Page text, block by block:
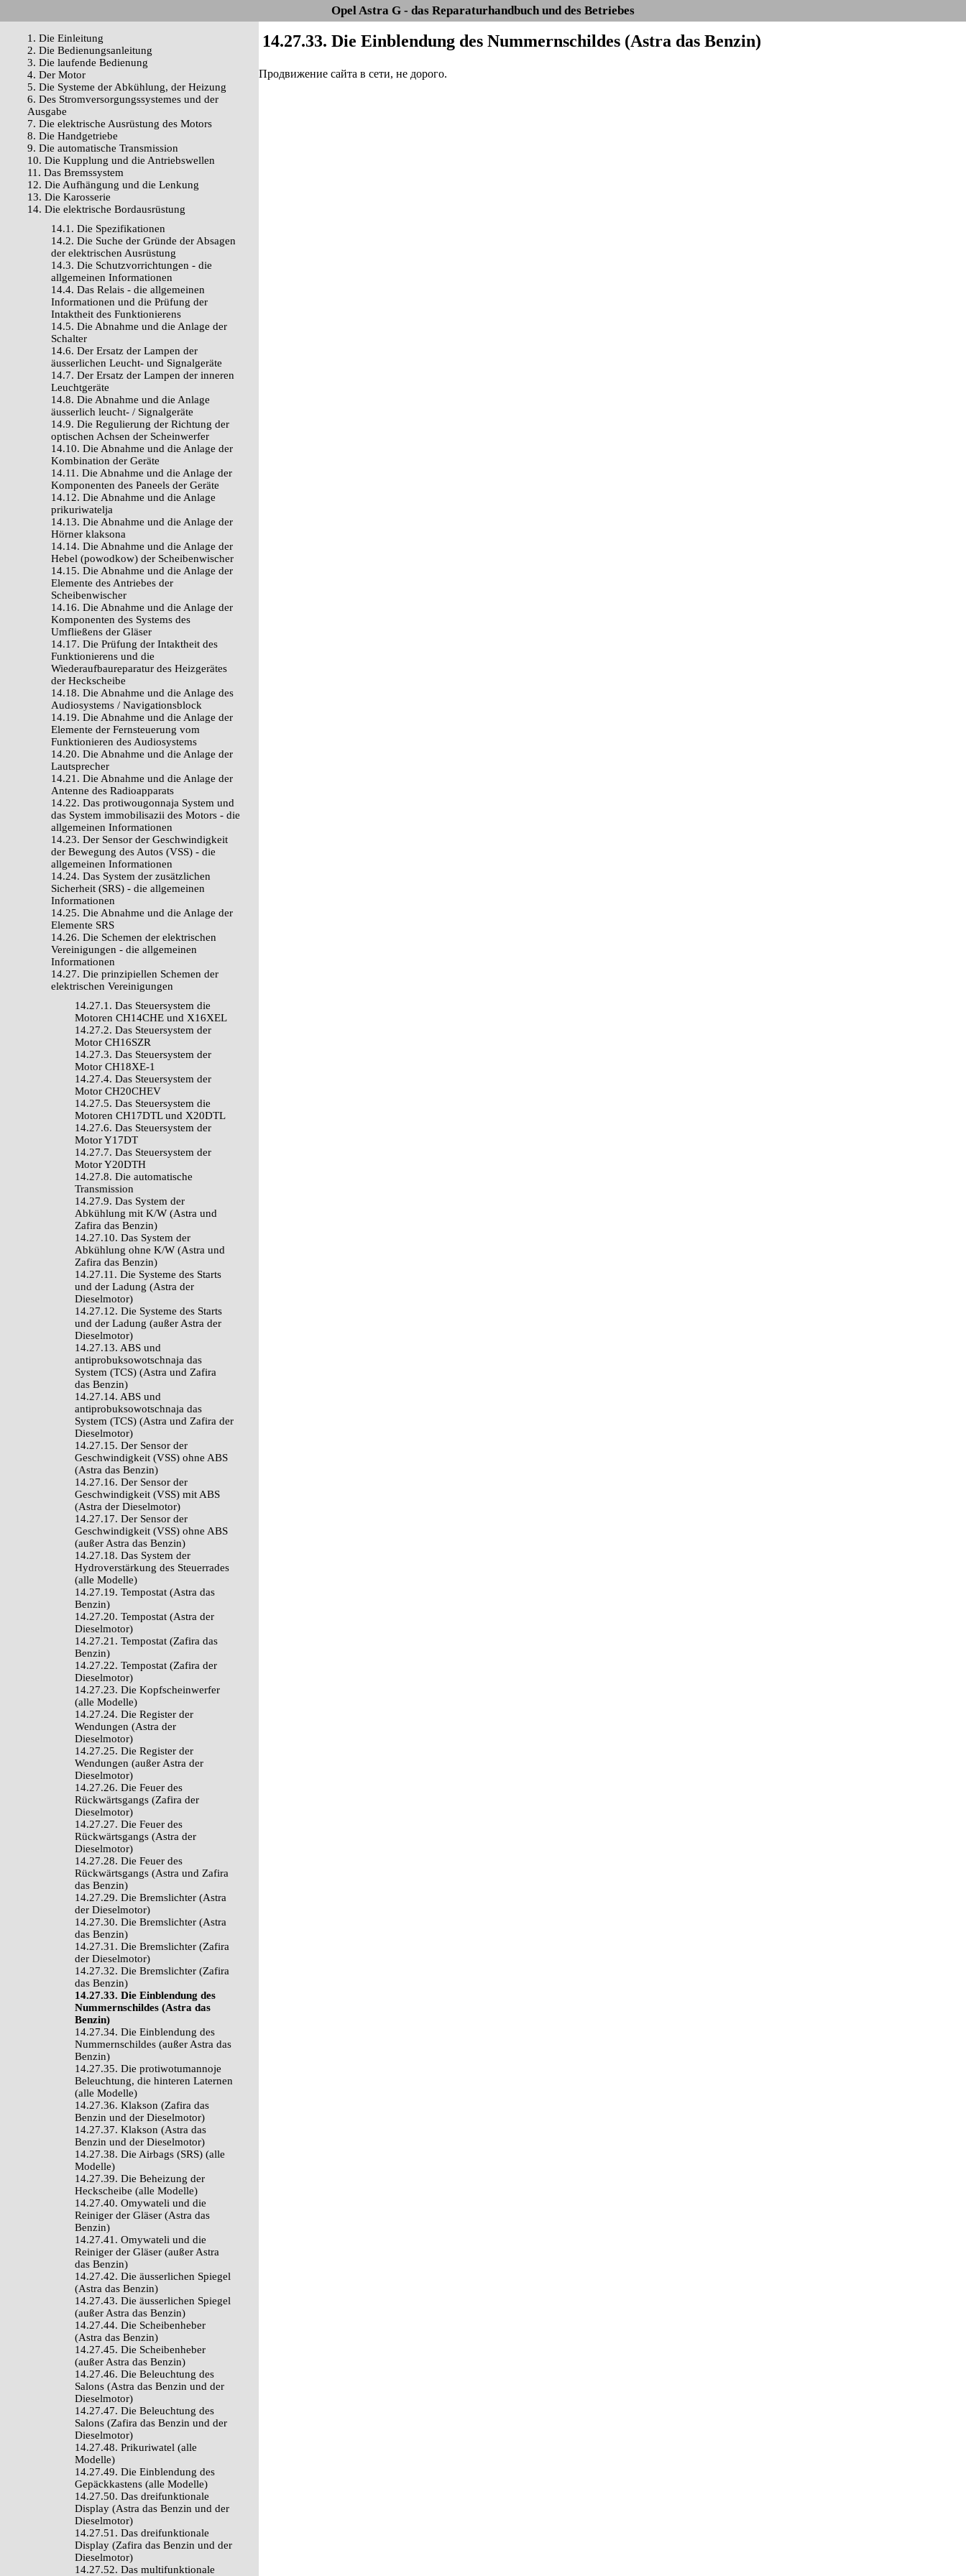
Opel Astra G - das Reparaturhandbuch und des Betriebes
1. Die Einleitung
2. Die Bedienungsanleitung
3. Die laufende Bedienung
4. Der Motor
5. Die Systeme der Abkühlung, der Heizung
6. Des Stromversorgungssystemes und der
Ausgabe
7. Die elektrische Ausrüstung des Motors
8. Die Handgetriebe
9. Die automatische Transmission
10. Die Kupplung und die Antriebswellen
11. Das Bremssystem
12. Die Aufhängung und die Lenkung
13. Die Karosserie
14. Die elektrische Bordausrüstung
14.1. Die Spezifikationen
14.2. Die Suche der Gründe der Absagen
der elektrischen Ausrüstung
14.3. Die Schutzvorrichtungen - die
allgemeinen Informationen
14.4. Das Relais - die allgemeinen
Informationen und die Prüfung der
Intaktheit des Funktionierens
14.5. Die Abnahme und die Anlage der
Schalter
14.6. Der Ersatz der Lampen der
äusserlichen Leucht- und Signalgeräte
14.7. Der Ersatz der Lampen der inneren
Leuchtgeräte
14.8. Die Abnahme und die Anlage
äusserlich leucht- / Signalgeräte
14.9. Die Regulierung der Richtung der
optischen Achsen der Scheinwerfer
14.10. Die Abnahme und die Anlage der
Kombination der Geräte
14.11. Die Abnahme und die Anlage der
Komponenten des Paneels der Geräte
14.12. Die Abnahme und die Anlage
prikuriwatelja
14.13. Die Abnahme und die Anlage der
Hörner klaksona
14.14. Die Abnahme und die Anlage der
Hebel (powodkow) der Scheibenwischer
14.15. Die Abnahme und die Anlage der
Elemente des Antriebes der
Scheibenwischer
14.16. Die Abnahme und die Anlage der
Komponenten des Systems des
Umfließens der Gläser
14.17. Die Prüfung der Intaktheit des
Funktionierens und die
Wiederaufbaureparatur des Heizgerätes
der Heckscheibe
14.18. Die Abnahme und die Anlage des
Audiosystems / Navigationsblock
14.19. Die Abnahme und die Anlage der
Elemente der Fernsteuerung vom
Funktionieren des Audiosystems
14.20. Die Abnahme und die Anlage der
Lautsprecher
14.21. Die Abnahme und die Anlage der
Antenne des Radioapparats
14.22. Das protiwougonnaja System und
das System immobilisazii des Motors - die
allgemeinen Informationen
14.23. Der Sensor der Geschwindigkeit
der Bewegung des Autos (VSS) - die
allgemeinen Informationen
14.24. Das System der zusätzlichen
Sicherheit (SRS) - die allgemeinen
Informationen
14.25. Die Abnahme und die Anlage der
Elemente SRS
14.26. Die Schemen der elektrischen
Vereinigungen - die allgemeinen
Informationen
14.27. Die prinzipiellen Schemen der
elektrischen Vereinigungen
14.27.1. Das Steuersystem die
Motoren CH14CHE und Х16XEL
14.27.2. Das Steuersystem der
Motor CH16SZR
14.27.3. Das Steuersystem der
Motor CH18XE-1
14.27.4. Das Steuersystem der
Motor CH20CHEV
14.27.5. Das Steuersystem die
Motoren CH17DTL und Х20DTL
14.27.6. Das Steuersystem der
Motor Y17DT
14.27.7. Das Steuersystem der
Motor Y20DTH
14.27.8. Die automatische
Transmission
14.27.9. Das System der
Abkühlung mit K/W (Astra und
Zafira das Benzin)
14.27.10. Das System der
Abkühlung ohne K/W (Astra und
Zafira das Benzin)
14.27.11. Die Systeme des Starts
und der Ladung (Astra der
Dieselmotor)
14.27.12. Die Systeme des Starts
und der Ladung (außer Astra der
Dieselmotor)
14.27.13. ABS und
antiprobuksowotschnaja das
System (TCS) (Astra und Zafira
das Benzin)
14.27.14. ABS und
antiprobuksowotschnaja das
System (TCS) (Astra und Zafira der
Dieselmotor)
14.27.15. Der Sensor der
Geschwindigkeit (VSS) ohne ABS
(Astra das Benzin)
14.27.16. Der Sensor der
Geschwindigkeit (VSS) mit ABS
(Astra der Dieselmotor)
14.27.17. Der Sensor der
Geschwindigkeit (VSS) ohne ABS
(außer Astra das Benzin)
14.27.18. Das System der
Hydroverstärkung des Steuerrades
(alle Modelle)
14.27.19. Tempostat (Astra das
Benzin)
14.27.20. Tempostat (Astra der
Dieselmotor)
14.27.21. Tempostat (Zafira das
Benzin)
14.27.22. Tempostat (Zafira der
Dieselmotor)
14.27.23. Die Kopfscheinwerfer
(alle Modelle)
14.27.24. Die Register der
Wendungen (Astra der
Dieselmotor)
14.27.25. Die Register der
Wendungen (außer Astra der
Dieselmotor)
14.27.26. Die Feuer des
Rückwärtsgangs (Zafira der
Dieselmotor)
14.27.27. Die Feuer des
Rückwärtsgangs (Astra der
Dieselmotor)
14.27.28. Die Feuer des
Rückwärtsgangs (Astra und Zafira
das Benzin)
14.27.29. Die Bremslichter (Astra
der Dieselmotor)
14.27.30. Die Bremslichter (Astra
das Benzin)
14.27.31. Die Bremslichter (Zafira
der Dieselmotor)
14.27.32. Die Bremslichter (Zafira
das Benzin)
14.27.33. Die Einblendung des
Nummernschildes (Astra das
Benzin)
14.27.34. Die Einblendung des
Nummernschildes (außer Astra das
Benzin)
14.27.35. Die protiwotumannoje
Beleuchtung, die hinteren Laternen
(alle Modelle)
14.27.36. Klakson (Zafira das
Benzin und der Dieselmotor)
14.27.37. Klakson (Astra das
Benzin und der Dieselmotor)
14.27.38. Die Airbags (SRS) (alle
Modelle)
14.27.39. Die Beheizung der
Heckscheibe (alle Modelle)
14.27.40. Omywateli und die
Reiniger der Gläser (Astra das
Benzin)
14.27.41. Omywateli und die
Reiniger der Gläser (außer Astra
das Benzin)
14.27.42. Die äusserlichen Spiegel
(Astra das Benzin)
14.27.43. Die äusserlichen Spiegel
(außer Astra das Benzin)
14.27.44. Die Scheibenheber
(Astra das Benzin)
14.27.45. Die Scheibenheber
(außer Astra das Benzin)
14.27.46. Die Beleuchtung des
Salons (Astra das Benzin und der
Dieselmotor)
14.27.47. Die Beleuchtung des
Salons (Zafira das Benzin und der
Dieselmotor)
14.27.48. Prikuriwatel (alle
Modelle)
14.27.49. Die Einblendung des
Gepäckkastens (alle Modelle)
14.27.50. Das dreifunktionale
Display (Astra das Benzin und der
Dieselmotor)
14.27.51. Das dreifunktionale
Display (Zafira das Benzin und der
Dieselmotor)
14.27.52. Das multifunktionale
14.27.33. Die Einblendung des Nummernschildes (Astra das Benzin)
Продвижение сайта в сети, не дорого.